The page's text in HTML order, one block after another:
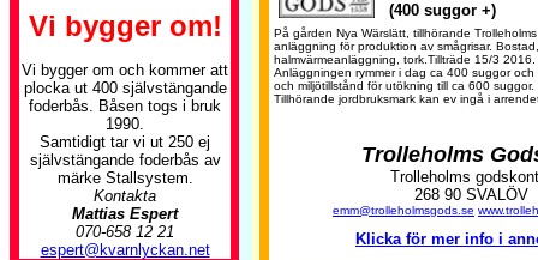
Vi bygger om!
Vi bygger om och kommer att
plocka ut 400 självstängande
foderbås. Båsen togs i bruk
1990.
Samtidigt tar vi ut 250 ej
självstängande foderbås av
märke Stallsystem.
Kontakta
Mattias Espert
070-658 12 21
espert@kvarnlyckan.net
(400 suggor +)
På gården Nya Wärslätt, tillhörande
anläggning för produktion av smågrisar. Bostad,
halmvärmeanläggning, tork.Tillträde 15/3 2016.
Anläggningen rymmer i dag ca 400 suggor och
och miljötillstånd för utökning till ca 600
Tillhörande jordbruksmark kan ev ingå i
Trolleholms
Trolleholms
268 90 SVALÖV
emm@trolleholmsgods.se
Klicka för mer info i